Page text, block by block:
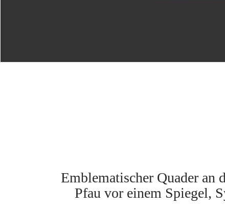
Emblematischer Quader an
Pfau vor einem Spiegel,